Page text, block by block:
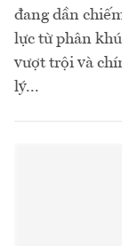
đang dần
lực từ phân
vượt trội và
lý...